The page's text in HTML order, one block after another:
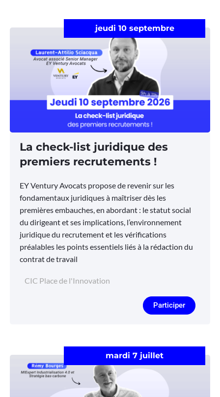
jeudi 10 septembre
La check-list juridique des
premiers recrutements !
EY Ventury Avocats propose de revenir sur les
fondamentaux juridiques à maîtriser dès les
premières embauches, en abordant : le statut social
du dirigeant et ses implications, l’environnement
juridique du recrutement et les vérifications
préalables les points essentiels liés à la rédaction du
contrat de travail
CIC Place de l'Innovation
Participer
mardi 7 juillet